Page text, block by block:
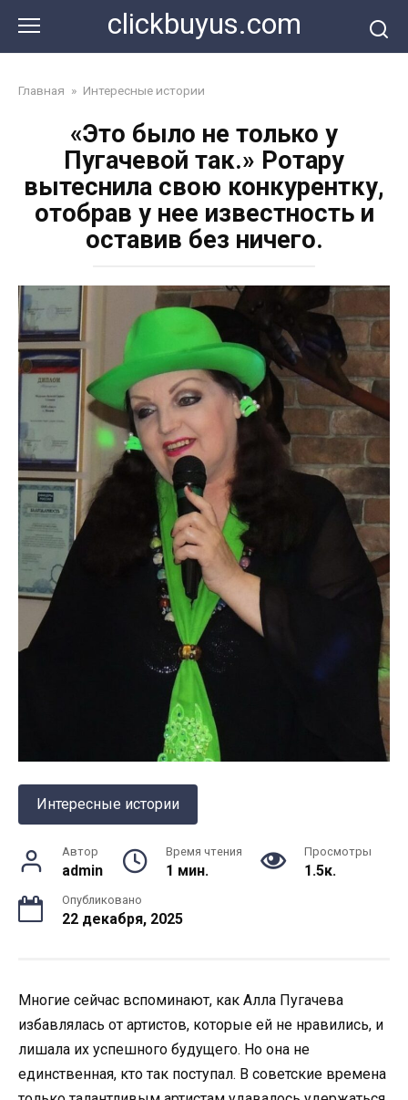
контенту
clickbuyus.com
Главная » Интересные истории
«Это было не только у
Пугачевой так.» Ротару
вытеснила свою конкурентку,
отобрав у нее известность и
оставив без ничего.
Интересные истории
Автор
admin
Время чтения
1 мин.
Просмотры
1.5к.
Опубликовано
22 декабря, 2025
Многие сейчас вспоминают, как Алла Пугачева
избавлялась от артистов, которые ей не нравились, и
лишала их успешного будущего. Но она не
единственная, кто так поступал. В советские времена